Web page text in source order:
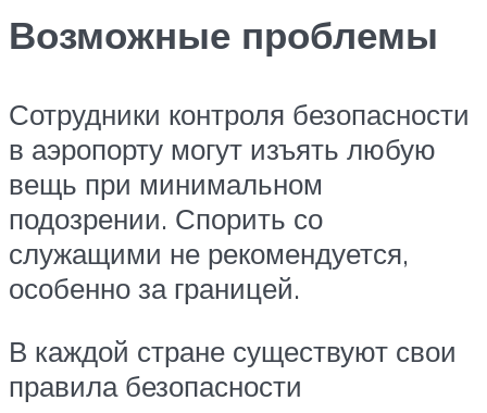
Возможные проблемы
Сотрудники контроля безопасности
в аэропорту могут изъять любую
вещь при минимальном
подозрении. Спорить со
служащими не рекомендуется,
особенно за границей.
В каждой стране существуют свои
правила безопасности